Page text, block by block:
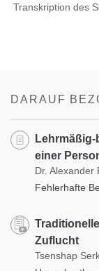
Transkription des
DARAUF
einer
Dr. Alexander
Fehlerhafte
Zuflucht
Tsenshap